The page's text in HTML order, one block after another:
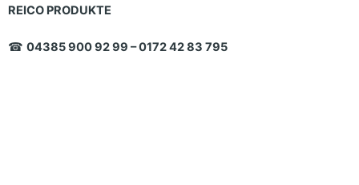
REICO PRODUKTE
☎ 04385 900 92 99 – 0172 42 83 795